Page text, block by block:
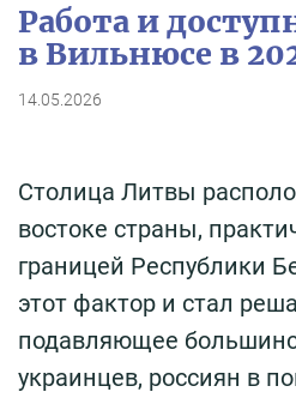
Работа и
в Вильнюсе в
14.05.2026
Столица Литвы
востоке страны,
границей Республики
этот фактор и стал
подавляющее
украинцев, россиян в